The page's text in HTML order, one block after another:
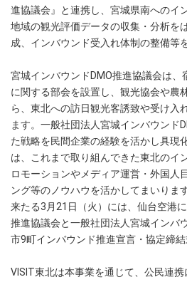
進協議会』と連携し、宮城県南へのイ
地域の観光評価データの収集・分析を
成、インバウンド受入れ体制の整備等
宮城インバウンドDMO推進協議会は
に関する部会を設置し、観光協会や農
ら、東北への訪日観光客誘致や受け入
ます。一般社団法人宮城インバウンド
た戦略を民間企業の経験を活かし具現
は、これまで取り組んできた東北のイ
ロモーションやメディア運営・外国人
ング等のノウハウを活かしてまいります
来たる3月21日（火）には、仙台空港
推進協議会と一般社団法人宮城インバ
市9町インバウンド推進宣言・協定締結
VISIT東北は本事業を通じて、公民連